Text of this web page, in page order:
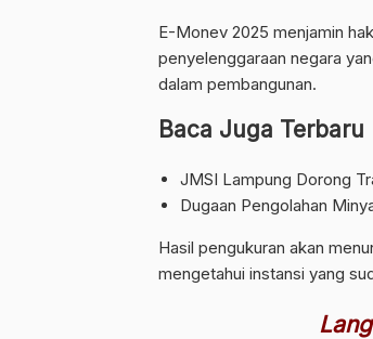
E-Monev 2025 menjamin
penyelenggaraan negara
dalam pembangunan.
Baca Juga Terbaru
JMSI Lampung Dorong
Dugaan Pengolahan
Hasil pengukuran akan
mengetahui instansi yang